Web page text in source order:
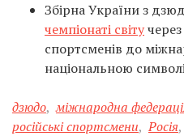
Збірна України з
чемпіонаті світу
спортсменів до
національною
дзюдо, міжнародна
російські спортсмени, Росія,